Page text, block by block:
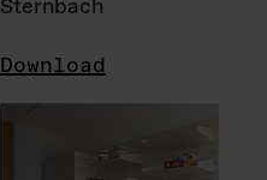
Sternbach
Download